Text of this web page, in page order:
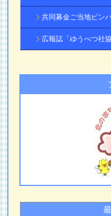
共同募金ご当地ピン
広報誌「ゆうべつ社